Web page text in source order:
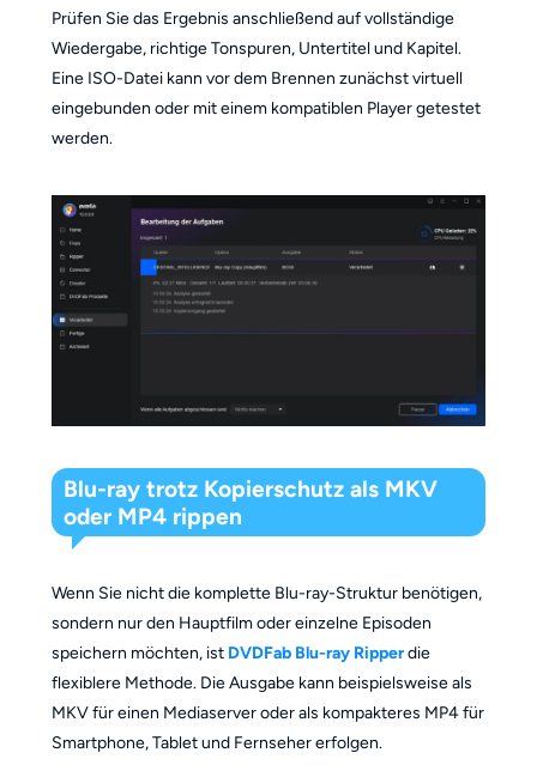
Prüfen Sie das Ergebnis anschließend auf vollständige
Wiedergabe, richtige Tonspuren, Untertitel und Kapitel.
Eine ISO-Datei kann vor dem Brennen zunächst virtuell
eingebunden oder mit einem kompatiblen Player getestet
werden.
Blu-ray trotz Kopierschutz als MKV
oder MP4 rippen
Wenn Sie nicht die komplette Blu-ray-Struktur benötigen,
sondern nur den Hauptfilm oder einzelne Episoden
speichern möchten, ist DVDFab Blu-ray Ripperdie
flexiblere Methode. Die Ausgabe kann beispielsweise als
MKV für einen Mediaserver oder als kompakteres MP4 für
Smartphone, Tablet und Fernseher erfolgen.